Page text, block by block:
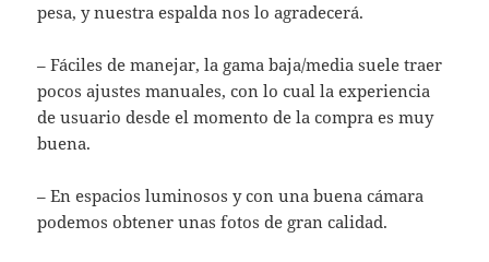
pesa, y nuestra espalda nos lo agradecerá.
– Fáciles de manejar, la gama baja/media suele traer
pocos ajustes manuales, con lo cual la experiencia
de usuario desde el momento de la compra es muy
buena.
– En espacios luminosos y con una buena cámara
podemos obtener unas fotos de gran calidad.